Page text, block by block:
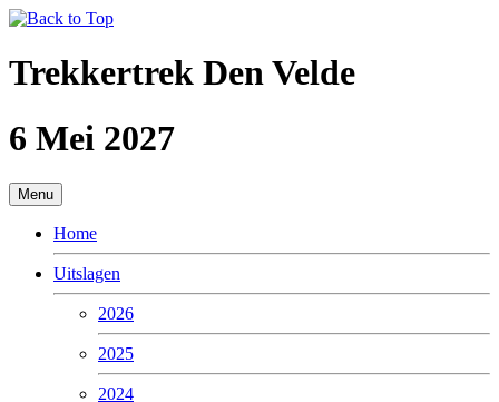
Trekkertrek Den Velde
6 Mei 2027
Menu
Home
Uitslagen
2026
2025
2024